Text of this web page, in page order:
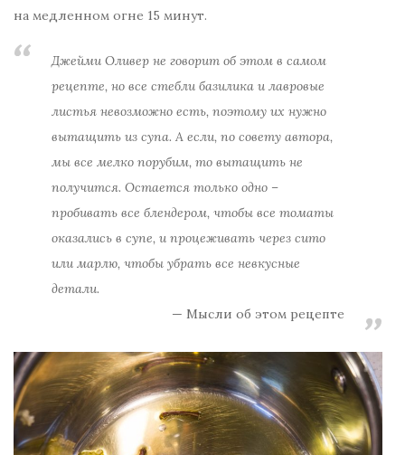
на медленном огне 15 минут.
Джейми Оливер не говорит об этом в самом
рецепте, но все стебли базилика и лавровые
листья невозможно есть, поэтому их нужно
вытащить из супа. А если, по совету автора,
мы все мелко порубим, то вытащить не
получится. Остается только одно –
пробивать все блендером, чтобы все томаты
оказались в супе, и процеживать через сито
или марлю, чтобы убрать все невкусные
детали.
Мысли об этом рецепте